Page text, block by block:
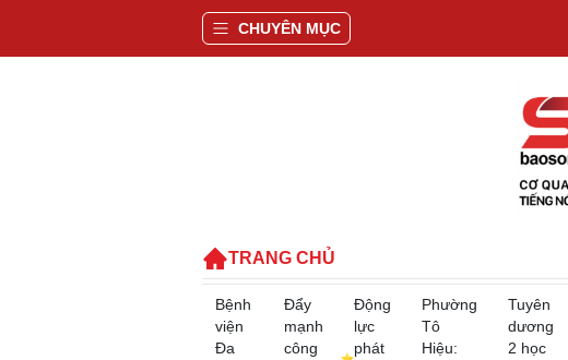
CHUYÊN MỤC
TRANG CHỦ
Bệnh
viện
Đa
Đẩy
mạnh
công
Động
lực
phát
Phường
Tô
Hiệu:
Tuyên
dương
2 học